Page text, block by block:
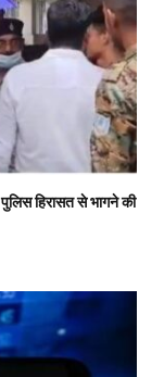
हिरासत से भागने की